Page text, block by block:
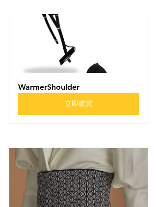
WarmerShoulder
立即購買